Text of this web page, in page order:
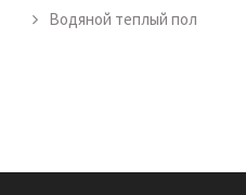
Водяной теплый пол